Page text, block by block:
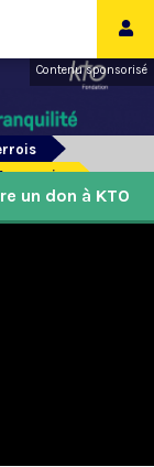
Contenu sponsorisé
un don à KTO